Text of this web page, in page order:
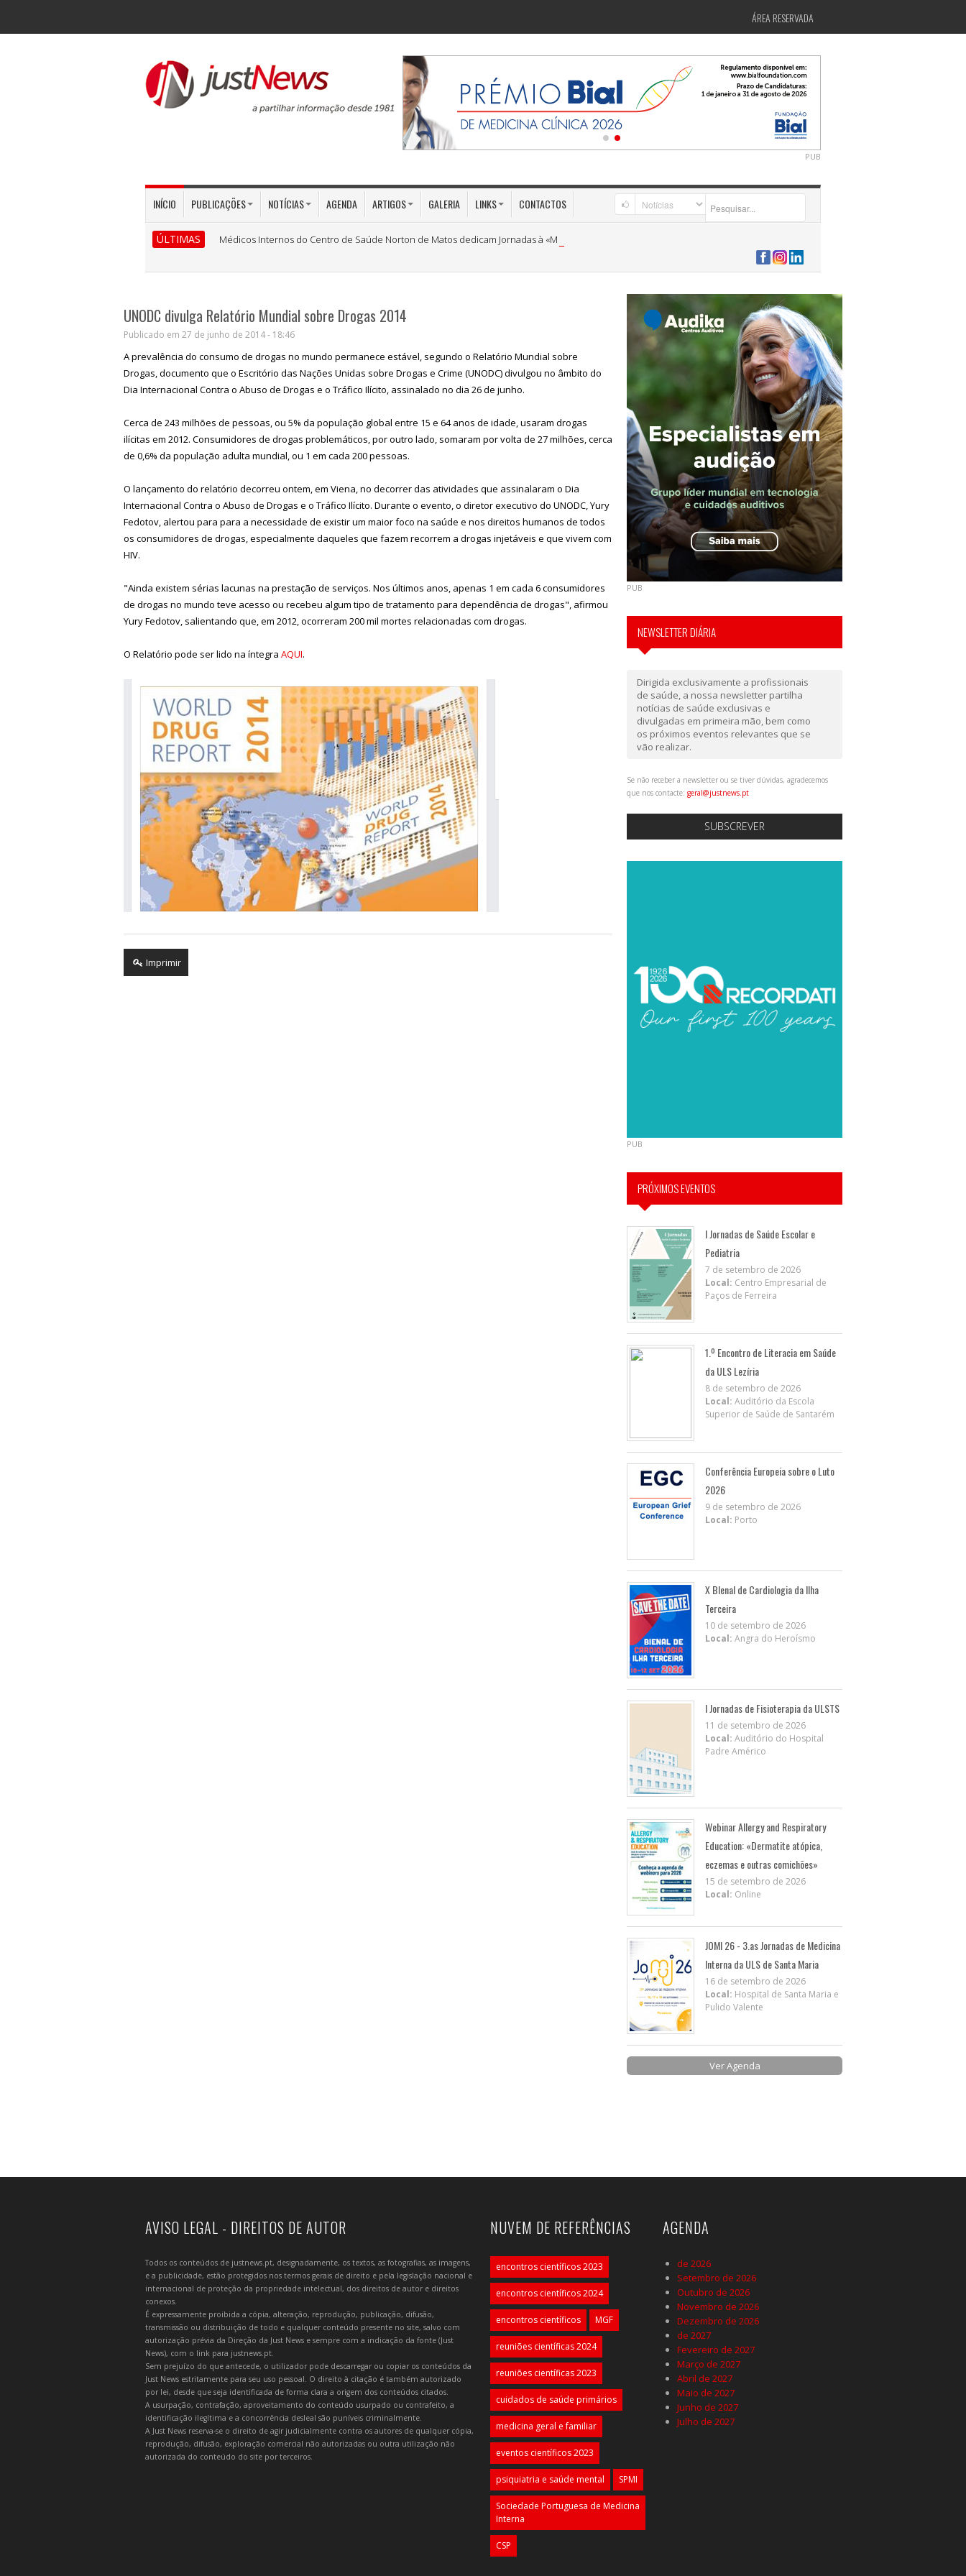
ÁREA RESERVADA
PUB
INÍCIO PUBLICAÇÕES NOTÍCIAS AGENDA ARTIGOS GALERIA LINKS CONTACTOS
ÚLTIMAS Médicos Internos do Centro de Saúde Norton de Matos dedicam Jornadas à «Medicina Preventiva»
UNODC divulga Relatório Mundial sobre Drogas 2014
Publicado em 27 de junho de 2014 - 18:46
A prevalência do consumo de drogas no mundo permanece estável, segundo o Relatório Mundial sobre
Drogas, documento que o Escritório das Nações Unidas sobre Drogas e Crime (UNODC) divulgou no âmbito do
Dia Internacional Contra o Abuso de Drogas e o Tráfico Ilícito, assinalado no dia 26 de junho.
Cerca de 243 milhões de pessoas, ou 5% da população global entre 15 e 64 anos de idade, usaram drogas
ilícitas em 2012. Consumidores de drogas problemáticos, por outro lado, somaram por volta de 27 milhões, cerca
de 0,6% da população adulta mundial, ou 1 em cada 200 pessoas.
O lançamento do relatório decorreu ontem, em Viena, no decorrer das atividades que assinalaram o Dia
Internacional Contra o Abuso de Drogas e o Tráfico Ilícito. Durante o evento, o diretor executivo do UNODC, Yury
Fedotov, alertou para para a necessidade de existir um maior foco na saúde e nos direitos humanos de todos
os consumidores de drogas, especialmente daqueles que fazem recorrem a drogas injetáveis e que vivem com
HIV.
"Ainda existem sérias lacunas na prestação de serviços. Nos últimos anos, apenas 1 em cada 6 consumidores
de drogas no mundo teve acesso ou recebeu algum tipo de tratamento para dependência de drogas", afirmou
Yury Fedotov, salientando que, em 2012, ocorreram 200 mil mortes relacionadas com drogas.
O Relatório pode ser lido na íntegra AQUI.
Imprimir
PUB
NEWSLETTER DIÁRIA
Dirigida exclusivamente a profissionais
de saúde, a nossa newsletter partilha
notícias de saúde exclusivas e
divulgadas em primeira mão, bem como
os próximos eventos relevantes que se
vão realizar.
Se não receber a newsletter ou se tiver dúvidas, agradecemos
que nos contacte: geral@justnews.pt
SUBSCREVER
PUB
PRÓXIMOS EVENTOS
I Jornadas de Saúde Escolar e
Pediatria
7 de setembro de 2026
Local: Centro Empresarial de
Paços de Ferreira
1.º Encontro de Literacia em Saúde
da ULS Lezíria
8 de setembro de 2026
Local: Auditório da Escola
Superior de Saúde de Santarém
Conferência Europeia sobre o Luto
2026
9 de setembro de 2026
Local: Porto
X BIenal de Cardiologia da Ilha
Terceira
10 de setembro de 2026
Local: Angra do Heroísmo
I Jornadas de Fisioterapia da ULSTS
11 de setembro de 2026
Local: Auditório do Hospital
Padre Américo
Webinar Allergy and Respiratory
Education: «Dermatite atópica,
eczemas e outras comichões»
15 de setembro de 2026
Local: Online
JOMI 26 - 3.as Jornadas de Medicina
Interna da ULS de Santa Maria
16 de setembro de 2026
Local: Hospital de Santa Maria e
Pulido Valente
Ver Agenda
AVISO LEGAL - DIREITOS DE AUTOR
Todos os conteúdos de justnews.pt, designadamente, os textos, as fotografias, as imagens,
e a publicidade, estão protegidos nos termos gerais de direito e pela legislação nacional e
internacional de proteção da propriedade intelectual, dos direitos de autor e direitos
conexos.
É expressamente proibida a cópia, alteração, reprodução, publicação, difusão,
transmissão ou distribuição de todo e qualquer conteúdo presente no site, salvo com
autorização prévia da Direção da Just News e sempre com a indicação da fonte (Just
News), com o link para justnews.pt.
Sem prejuízo do que antecede, o utilizador pode descarregar ou copiar os conteúdos da
Just News estritamente para seu uso pessoal. O direito à citação é também autorizado
por lei, desde que seja identificada de forma clara a origem dos conteúdos citados.
A usurpação, contrafação, aproveitamento do conteúdo usurpado ou contrafeito, a
identificação ilegítima e a concorrência desleal são puníveis criminalmente.
A Just News reserva-se o direito de agir judicialmente contra os autores de qualquer cópia,
reprodução, difusão, exploração comercial não autorizadas ou outra utilização não
autorizada do conteúdo do site por terceiros.
NUVEM DE REFERÊNCIAS
encontros científicos 2023
encontros científicos 2024
encontros científicos MGF
reuniões científicas 2024
reuniões científicas 2023
cuidados de saúde primários
medicina geral e familiar
eventos científicos 2023
psiquiatria e saúde mental SPMI
Sociedade Portuguesa de Medicina
Interna
CSP
AGENDA
de 2026
Setembro de 2026
Outubro de 2026
Novembro de 2026
Dezembro de 2026
de 2027
Fevereiro de 2027
Março de 2027
Abril de 2027
Maio de 2027
Junho de 2027
Julho de 2027